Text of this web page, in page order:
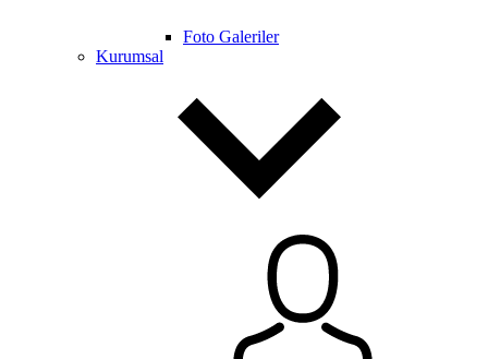
Foto Galeriler
Kurumsal